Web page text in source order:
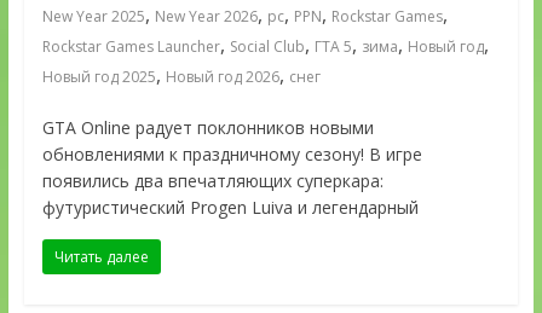
New Year 2025, New Year 2026, pc, PPN, Rockstar Games,
Rockstar Games Launcher, Social Club, ГТА 5, зима, Новый год,
Новый год 2025, Новый год 2026, снег
GTA Online радует поклонников новыми
обновлениями к праздничному сезону! В игре
появились два впечатляющих суперкара:
футуристический Progen Luiva и легендарный
Читать далее